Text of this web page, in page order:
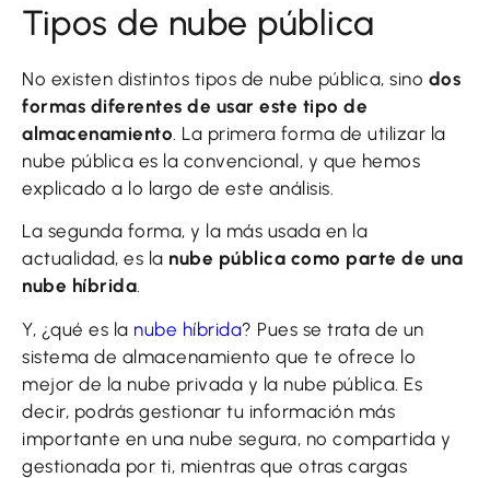
Tipos de nube pública
No existen distintos tipos de nube pública, sino dos
formas diferentes de usar este tipo de
almacenamiento . La primera forma de utilizar la
nube pública es la convencional, y que hemos
explicado a lo largo de este análisis.
La segunda forma, y la más usada en la
actualidad, es la nube pública como parte de una
nube híbrida.
Y, ¿qué es la nube híbrida? Pues se trata de un
sistema de almacenamiento que te ofrece lo
mejor de la nube privada y la nube pública. Es
decir, podrás gestionar tu información más
importante en una nube segura, no compartida y
gestionada por ti, mientras que otras cargas